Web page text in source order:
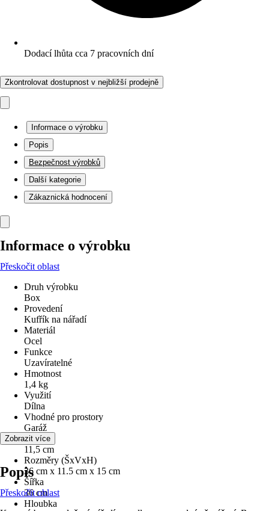
Dodací lhůta cca 7 pracovních dní
Zkontrolovat dostupnost v nejbližší prodejně
Informace o výrobku
Popis
Bezpečnost výrobků
Další kategorie
Zákaznická hodnocení
Informace o výrobku
Přeskočit oblast
Druh výrobku
Box
Provedení
Kufřík na nářadí
Materiál
Ocel
Funkce
Uzavíratelné
Hmotnost
1,4 kg
Využití
Dílna
Vhodné pro prostory
Garáž
Výška
11,5 cm
Rozměry (ŠxVxH)
36 cm x 11.5 cm x 15 cm
Šířka
36 cm
Hloubka
Zobrazit více
Popis
Přeskočit oblast